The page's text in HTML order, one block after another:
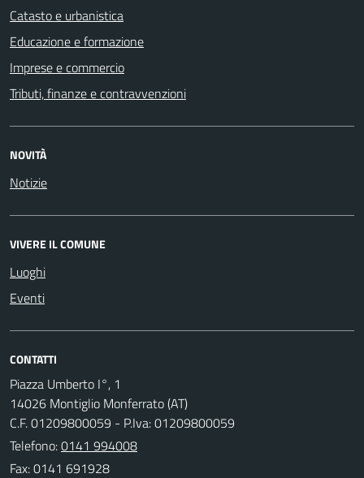
Catasto e urbanistica
Educazione e formazione
Imprese e commercio
Tributi, finanze e contravvenzioni
NOVITÀ
Notizie
VIVERE IL COMUNE
Luoghi
Eventi
CONTATTI
Piazza Umberto I°, 1
14026 Montiglio Monferrato (AT)
C.F. 01209800059 - P.Iva: 01209800059
Telefono:0141 994008
Fax: 0141 691928